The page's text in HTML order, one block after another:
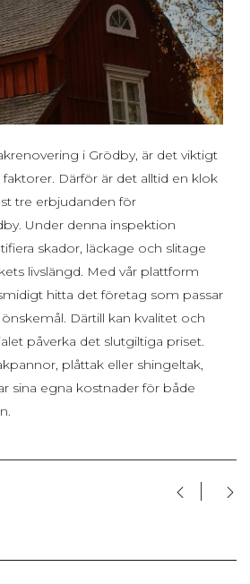
i Grödby, är det viktigt
faktorer. Därför är det alltid en klok
tre erbjudanden för
Under denna inspektion
skador, läckage och slitage
livslängd. Med vår plattform
hitta det företag som passar
Därtill kan kvalitet och
påverka det slutgiltiga priset.
plåttak eller shingeltak,
sina egna kostnader för både